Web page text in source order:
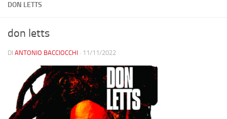
DON LETTS
don letts
DI ANTONIO BACCIOCCHI · 11/11/2022